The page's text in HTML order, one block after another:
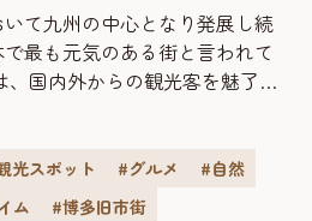
て九州の中心となり発展し続
最も元気のある街と言われて
国内外からの観光客を魅了す
化を体感できるエリア」・
加え、英国の情報誌「モノク
もある「ショッピング環境」
盛りだくさんです。 また、福
光スポット #グルメ
#自然
ム #博多旧市街